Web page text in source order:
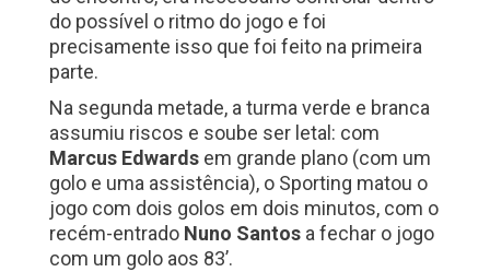
do possível o ritmo do jogo e foi
precisamente isso que foi feito na primeira
parte.
Na segunda metade, a turma verde e branca
assumiu riscos e soube ser letal: com
Marcus Edwardsem grande plano (com um
golo e uma assistência), o Sporting matou o
jogo com dois golos em dois minutos, com o
recém-entrado Nuno Santosa fechar o jogo
com um golo aos 83’.